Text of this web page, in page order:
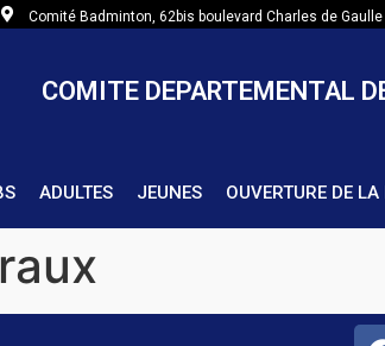
Comité Badminton, 62bis boulevard Charles de
COMITE DEPARTEMENTAL
ADULTES JEUNES OUVERTURE DE